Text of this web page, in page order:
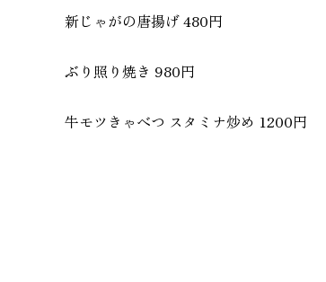
新じゃがの唐揚げ 480円
ぶり照り焼き 980円
牛モツきゃべつ スタミナ炒め 1200円